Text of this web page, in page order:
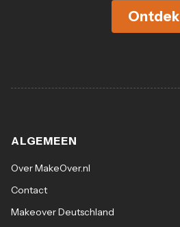
Ontdek
ALGEMEEN
Over MakeOver.nl
Contact
Makeover Deutschland